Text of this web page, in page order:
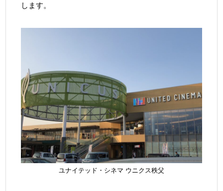
します。
ユナイテッド・シネマ ウニクス秩父